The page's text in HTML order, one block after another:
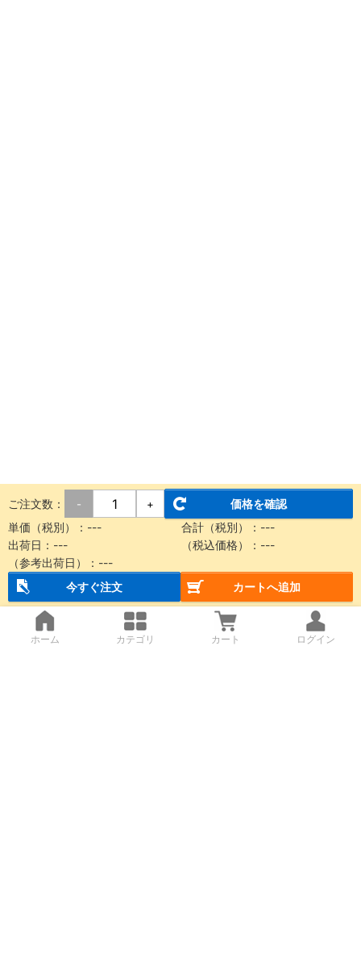
ご注文数： - +
価格を確認
単価（税別）： --- 合計（税別）： ---
出荷日： --- （税込価格）： ---
（参考出荷日）： ---
今すぐ注文
カートへ追加
ホーム カテゴリ カート ログイン